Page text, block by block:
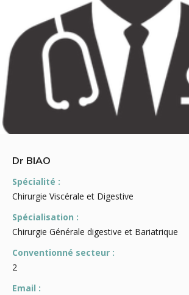
Dr BIAO
Spécialité :
Chirurgie Viscérale et Digestive
Spécialisation :
Chirurgie Générale digestive et Bariatrique
Conventionné secteur :
2
Email :